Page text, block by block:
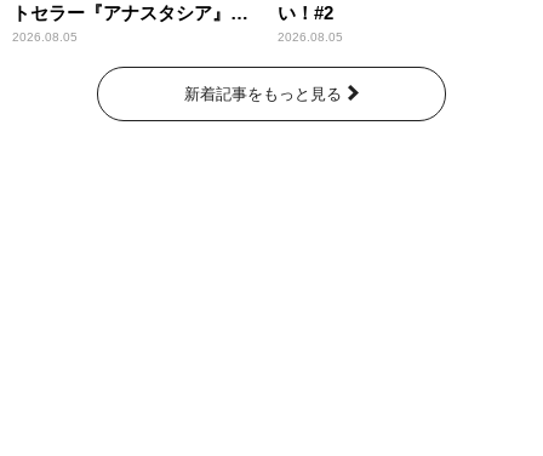
トセラー『アナスタシア』を
紹介
2026.08.05
い！#2
2026.08.05
新着記事をもっと見る